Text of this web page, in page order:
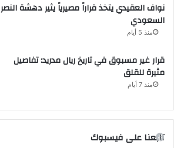
نواف العقيدي يتخذ قراراً مصيرياً يثير دهشة النصر
السعودي
منذ 5 أيام
قرار غير مسبوق في تاريخ ريال مدريد: تفاصيل
مثيرة للقلق
منذ 7 أيام
تابعنا على فيسبوك